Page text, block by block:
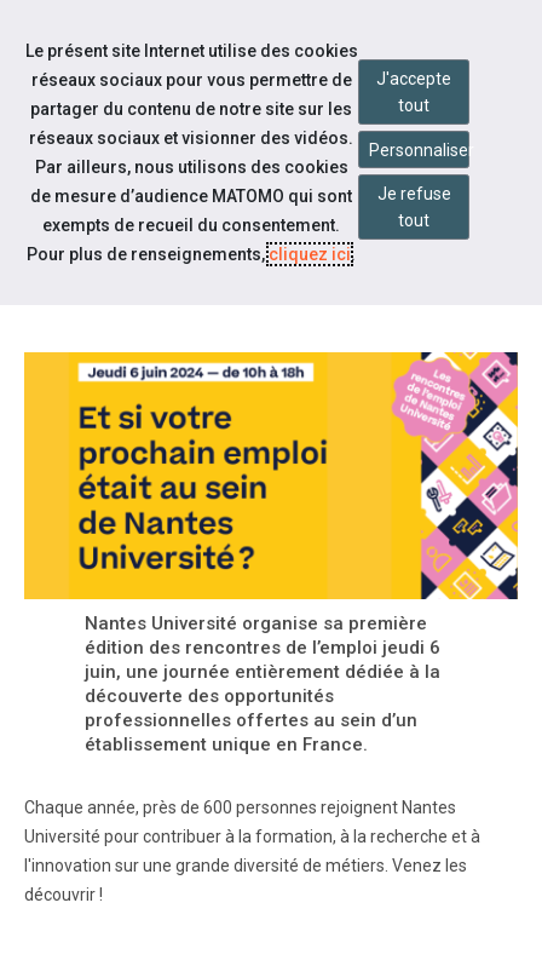
Aller au contenu
Actualités
LES RENCONTRES DE L'EMPLOI
Nantes Université organise sa première
édition des rencontres de l’emploi jeudi 6
juin, une journée entièrement dédiée à la
découverte des opportunités
professionnelles offertes au sein d’un
établissement unique en France.
Chaque année, près de 600 personnes rejoignent Nantes
Université pour contribuer à la formation, à la recherche et à
l'innovation sur une grande diversité de métiers. Venez les
découvrir !
Le présent site Internet utilise des cookies
réseaux sociaux pour vous permettre de
partager du contenu de notre site sur les
réseaux sociaux et visionner des vidéos.
Par ailleurs, nous utilisons des cookies
de mesure d’audience MATOMO qui sont
exempts de recueil du consentement.
Pour plus de renseignements,cliquez ici.
J'accepte
tout
Personnaliser
Je refuse
tout